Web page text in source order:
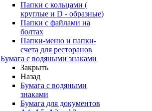
Папки с кольцами (
круглые и D - образные)
Папки с файлами на
болтах
Папки-меню и папки-
счета для ресторанов
Бумага с водяными знаками
Закрыть
Назад
Бумага с водяными
знаками
Бумага для документов